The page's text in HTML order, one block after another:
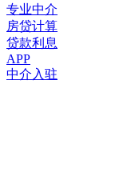
专业中介
房贷计算
贷款利息
APP
中介入驻